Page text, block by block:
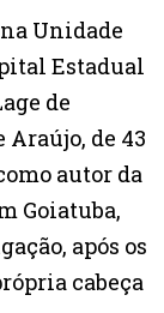
Unidade
Estadual
de
de 43
autor da
Goiatuba,
após os
cabeça